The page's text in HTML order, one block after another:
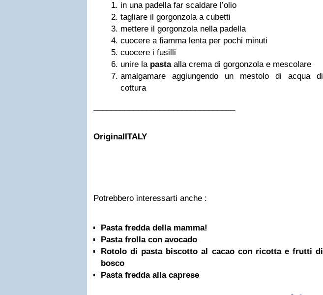
in una padella far scaldare l’olio
tagliare il gorgonzola a cubetti
mettere il gorgonzola nella padella
cuocere a fiamma lenta per pochi minuti
cuocere i fusilli
unire la pastaalla crema di gorgonzola e mescolare
amalgamare aggiungendo un mestolo di acqua di
cottura
OriginalITALY
Potrebbero interessarti anche :
Pasta fredda della mamma!
Pasta frolla con avocado
Rotolo di pasta biscotto al cacao con ricotta e frutti di
bosco
Pasta fredda alla caprese